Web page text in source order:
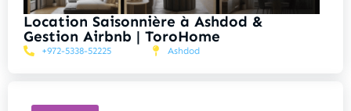
Location Saisonnière à Ashdod &
Gestion Airbnb | ToroHome
+972-5338-52225 Ashdod